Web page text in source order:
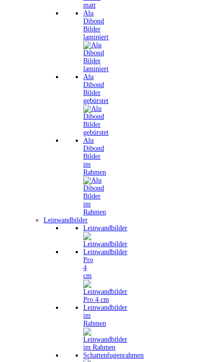
Alu
Dibond
Bilder
laminiert
Alu
Dibond
Bilder
gebürstet
Alu
Dibond
Bilder
im
Rahmen
Leinwandbilder
Leinwandbilder
Leinwandbilder
Pro
4
cm
Leinwandbilder
im
Rahmen
Schattenfugenrahmen